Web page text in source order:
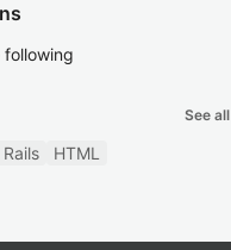
following
See all
Rails HTML